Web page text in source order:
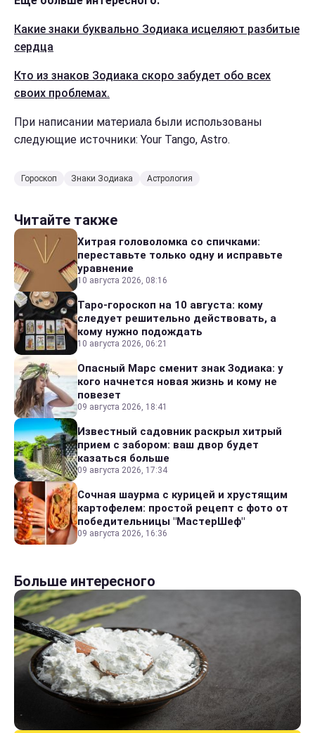
Какие знаки буквально Зодиака исцеляют разбитые
сердца
Кто из знаков Зодиака скоро забудет обо всех
своих проблемах.
При написании материала были использованы
следующие источники: Your Tango, Astro.
Гороскоп Знаки Зодиака Астрология
Читайте также
Хитрая головоломка со спичками:
переставьте только одну и исправьте
уравнение
10 августа 2026, 08:16
Таро-гороскоп на 10 августа: кому
следует решительно действовать, а
кому нужно подождать
10 августа 2026, 06:21
Опасный Марс сменит знак Зодиака: у
кого начнется новая жизнь и кому не
повезет
09 августа 2026, 18:41
Известный садовник раскрыл хитрый
прием с забором: ваш двор будет
казаться больше
09 августа 2026, 17:34
Сочная шаурма с курицей и хрустящим
картофелем: простой рецепт с фото от
победительницы "МастерШеф"
09 августа 2026, 16:36
Больше интересного